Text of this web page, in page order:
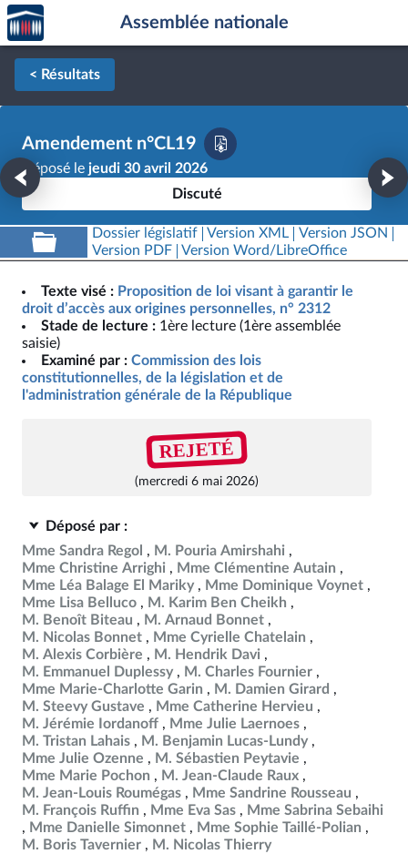
Aller au contenu
Aller en bas de la page
Accèder
à la
page
d'accueil
Assemblée nationale
< Résultats
Amendement n°CL19
Déposé le jeudi 30 avril 2026
Discuté
Dossier législatif Version XML
Version JSON
Version PDF
Version Word/LibreOffice
Texte visé : Proposition de loi visant à garantir le
droit d’accès aux origines personnelles, n° 2312
Stade de lecture : 1ère lecture (1ère assemblée
saisie)
Examiné par : Commission des lois
constitutionnelles, de la législation et de
l'administration générale de la République
REJETÉ
(mercredi 6 mai 2026)
Déposé par :
Mme Sandra Regol
M. Pouria Amirshahi
Mme Christine Arrighi
Mme Clémentine Autain
Mme Léa Balage El Mariky
Mme Dominique Voynet
Mme Lisa Belluco
M. Karim Ben Cheikh
M. Benoît Biteau
M. Arnaud Bonnet
M. Nicolas Bonnet
Mme Cyrielle Chatelain
M. Alexis Corbière
M. Hendrik Davi
M. Emmanuel Duplessy
M. Charles Fournier
Mme Marie-Charlotte Garin
M. Damien Girard
M. Steevy Gustave
Mme Catherine Hervieu
M. Jérémie Iordanoff
Mme Julie Laernoes
M. Tristan Lahais
M. Benjamin Lucas-Lundy
Mme Julie Ozenne
M. Sébastien Peytavie
Mme Marie Pochon
M. Jean-Claude Raux
M. Jean-Louis Roumégas
Mme Sandrine Rousseau
M. François Ruffin
Mme Eva Sas
Mme Sabrina Sebaihi
Mme Danielle Simonnet
Mme Sophie Taillé-Polian
M. Boris Tavernier
M. Nicolas Thierry